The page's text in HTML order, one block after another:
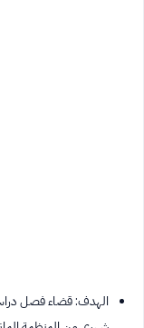
الهدف: قضاء فصل